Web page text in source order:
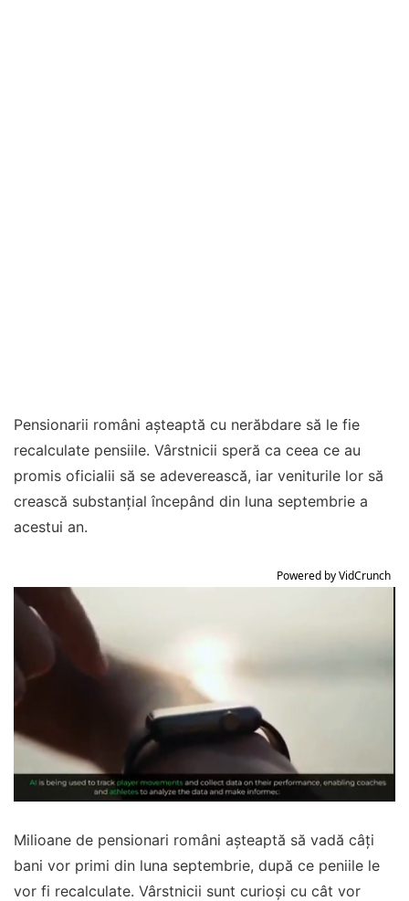
Pensionarii români așteaptă cu nerăbdare să le fie
recalculate pensiile. Vârstnicii speră ca ceea ce au
promis oficialii să se adeverească, iar veniturile lor să
crească substanțial începând din luna septembrie a
acestui an.
Powered by VidCrunch
Milioane de pensionari români așteaptă să vadă câți
bani vor primi din luna septembrie, după ce peniile le
vor fi recalculate. Vârstnicii sunt curioși cu cât vor